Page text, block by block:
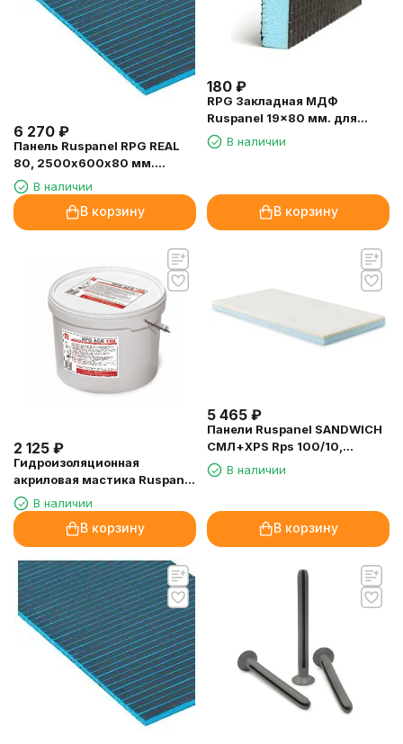
6 270 ₽
Панель Ruspanel RPG REAL
80, 2500х600х80 мм.
двухсторонняя, поперечный
пропил
В наличии
В корзину
180 ₽
RPG Закладная МДФ
Ruspanel 19x80 мм. для
"Кремлевского блока"
В наличии
В корзину
2 125 ₽
Гидроизоляционная
акриловая мастика Ruspanel
RPG Hydro ACR, 3.5 кг.
В наличии
В корзину
5 465 ₽
Панели Ruspanel SANDWICH
СМЛ+XPS Rps 100/10,
2400х600х110 мм.
В наличии
В корзину